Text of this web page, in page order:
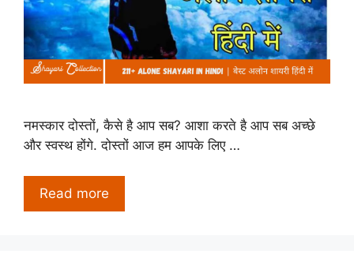
नमस्कार दोस्तों, कैसे है आप सब? आशा करते है आप सब अच्छे
और स्वस्थ होंगे. दोस्तों आज हम आपके लिए …
Read more